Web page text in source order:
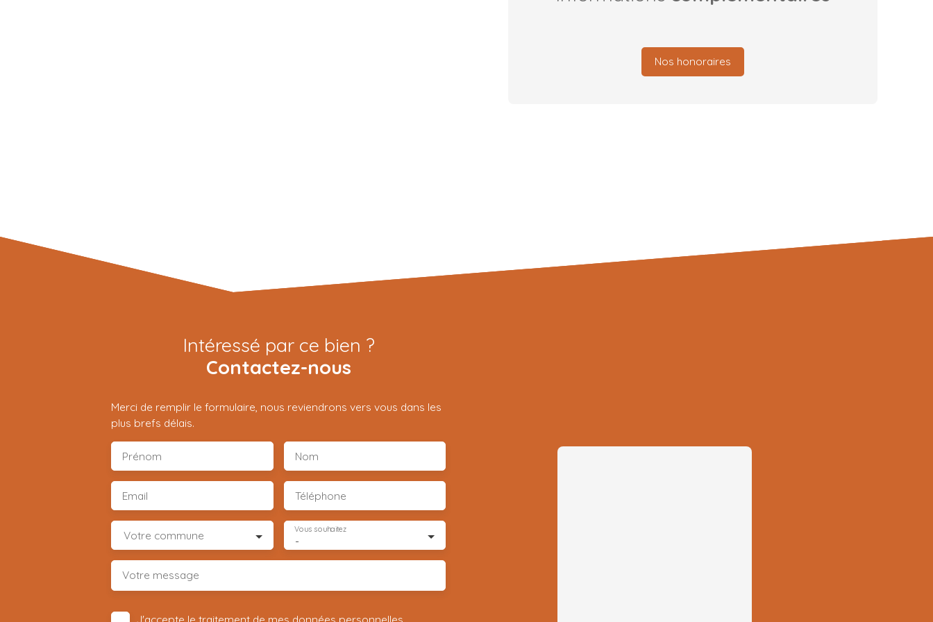
Nos honoraires
Intéressé par ce bien ?
Contactez-nous
Merci de remplir le formulaire, nous reviendrons vers vous dans les
plus brefs délais.
Prénom Nom
Email Téléphone
Votre commune -
Vous souhaitez
Votre message